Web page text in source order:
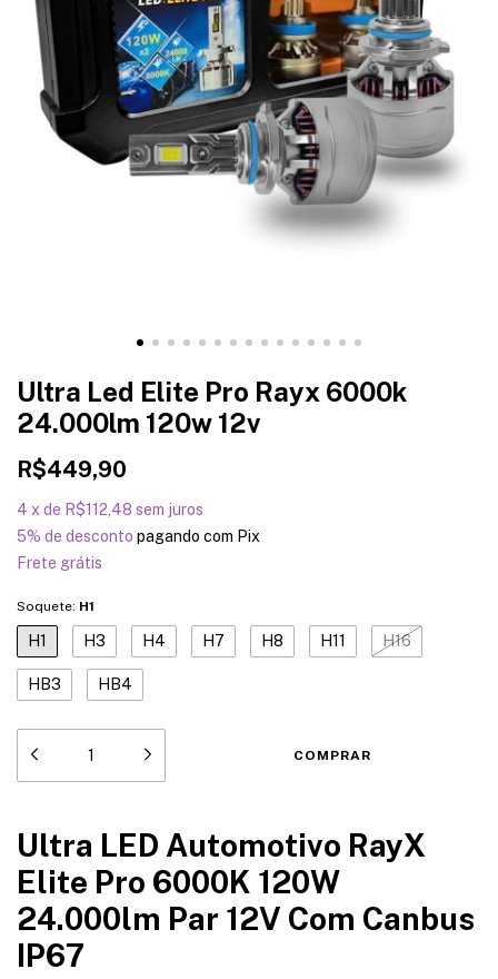
Ultra Led Elite Pro Rayx 6000k
24.000lm 120w 12v
R$449,90
4 x de R$112,48 sem juros
5% de desconto pagando com Pix
Frete grátis
Soquete: H1
H1 H3 H4 H7 H8 H11 H16
HB3 HB4
Ultra LED Automotivo RayX
Elite Pro 6000K 120W
24.000lm Par 12V Com Canbus
IP67